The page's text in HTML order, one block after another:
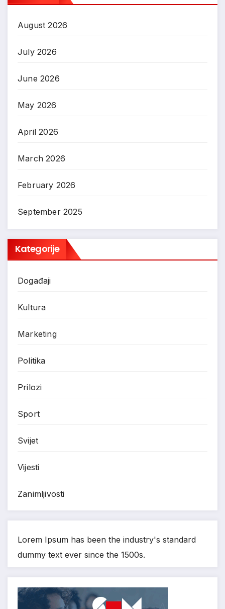
August 2026
July 2026
June 2026
May 2026
April 2026
March 2026
February 2026
September 2025
Kategorije
Događaji
Kultura
Marketing
Politika
Prilozi
Sport
Svijet
Vijesti
Zanimljivosti
Lorem Ipsum has been the industry's standard
dummy text ever since the 1500s.